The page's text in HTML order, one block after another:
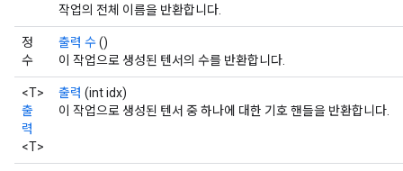
작업의 전체 이름을 반환합니다.
정
수
출력 수()
이 작업으로 생성된 텐서의 수를 반환합니다.
<T>
출
력
<T>
출력 (int idx)
이 작업으로 생성된 텐서 중 하나에 대한 기호 핸들을 반환합니다.